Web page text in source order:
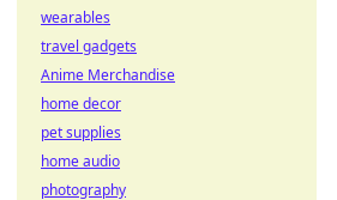
wearables
travel gadgets
Anime Merchandise
home decor
pet supplies
home audio
photography